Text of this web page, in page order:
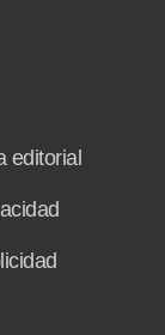
editorial